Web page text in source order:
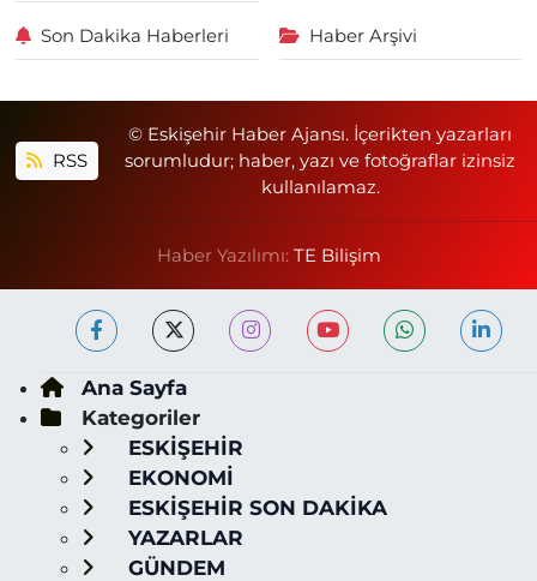
Son Dakika Haberleri Haber Arşivi
RSS
© Eskişehir Haber Ajansı. İçerikten yazarları
sorumludur; haber, yazı ve fotoğraflar izinsiz
kullanılamaz.
Haber Yazılımı: TE Bilişim
Ana Sayfa
Kategoriler
ESKİŞEHİR
EKONOMİ
ESKİŞEHİR SON DAKİKA
YAZARLAR
GÜNDEM